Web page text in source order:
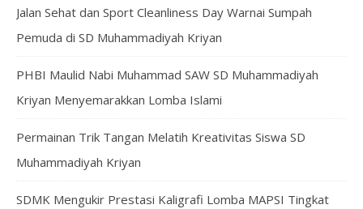
Jalan Sehat dan Sport Cleanliness Day Warnai Sumpah
Pemuda di SD Muhammadiyah Kriyan
PHBI Maulid Nabi Muhammad SAW SD Muhammadiyah
Kriyan Menyemarakkan Lomba Islami
Permainan Trik Tangan Melatih Kreativitas Siswa SD
Muhammadiyah Kriyan
SDMK Mengukir Prestasi Kaligrafi Lomba MAPSI Tingkat